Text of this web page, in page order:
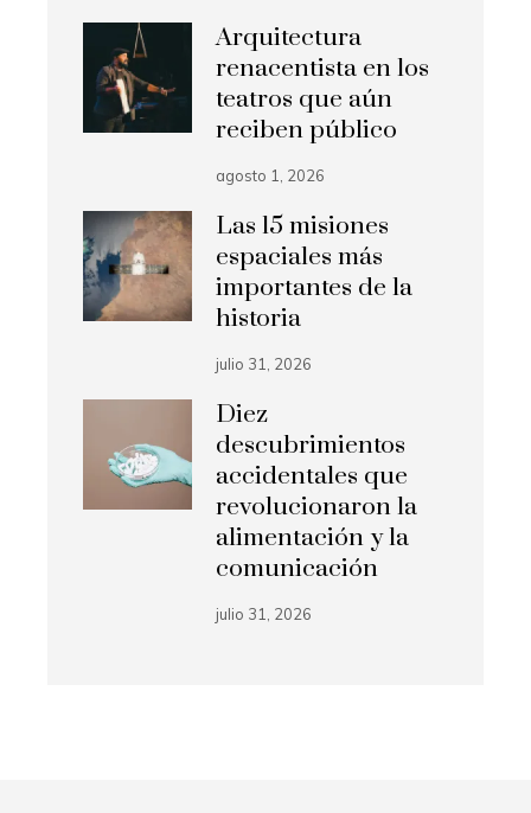
Arquitectura
renacentista en los
teatros que aún
reciben público
agosto 1, 2026
Las 15 misiones
espaciales más
importantes de la
historia
julio 31, 2026
Diez
descubrimientos
accidentales que
revolucionaron la
alimentación y la
comunicación
julio 31, 2026